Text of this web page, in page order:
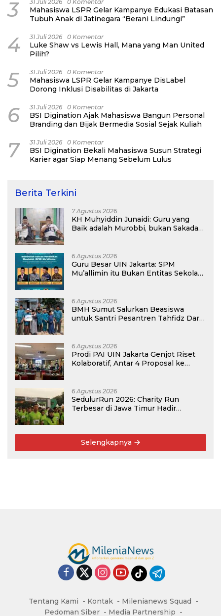
3 31 Juli 2026 0 Komentar
Mahasiswa LSPR Gelar Kampanye Edukasi Batasan
Tubuh Anak di Jatinegara “Berani Lindungi”
4 31 Juli 2026 0 Komentar
Luke Shaw vs Lewis Hall, Mana yang Man United
Pilih?
5 31 Juli 2026 0 Komentar
Mahasiswa LSPR Gelar Kampanye DisLabel
Dorong Inklusi Disabilitas di Jakarta
6 31 Juli 2026 0 Komentar
BSI Digination Ajak Mahasiswa Bangun Personal
Branding dan Bijak Bermedia Sosial Sejak Kuliah
7 31 Juli 2026 0 Komentar
BSI Digination Bekali Mahasiswa Susun Strategi
Karier agar Siap Menang Sebelum Lulus
Berita Terkini
7 Agustus 2026
KH Muhyiddin Junaidi: Guru yang
Baik adalah Murobbi, bukan Sakadar
6 Agustus 2026
Guru Besar UIN Jakarta: SPM
Mu’allimin itu Bukan Entitas Sekolah
6 Agustus 2026
BMH Sumut Salurkan Beasiswa
untuk Santri Pesantren Tahfidz Darul
6 Agustus 2026
Prodi PAI UIN Jakarta Genjot Riset
Kolaboratif, Antar 4 Proposal ke
6 Agustus 2026
SedulurRun 2026: Charity Run
Terbesar di Jawa Timur Hadir
Guru Honorer
Selengkapnya
Tentang Kami Kontak
Milenianews Squad
Pedoman Siber
Media Partnership